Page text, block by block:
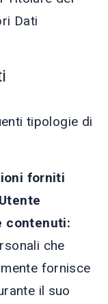
Dati
tipologie di
forniti
contenuti:
che
fornisce
il suo